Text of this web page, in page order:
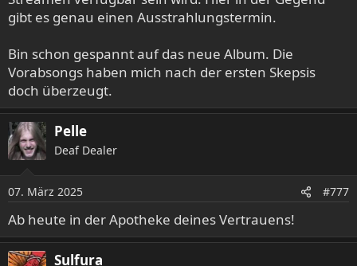
:
gibt es genau einen Ausstrahlungstermin.
Bin schon gespannt auf das neue Album. Die
Vorabsongs haben mich nach der ersten Skepsis
doch überzeugt.
Pelle
Deaf Dealer
07. März 2025 #777
Ab heute in der Apotheke deines Vertrauens!
Sulfura